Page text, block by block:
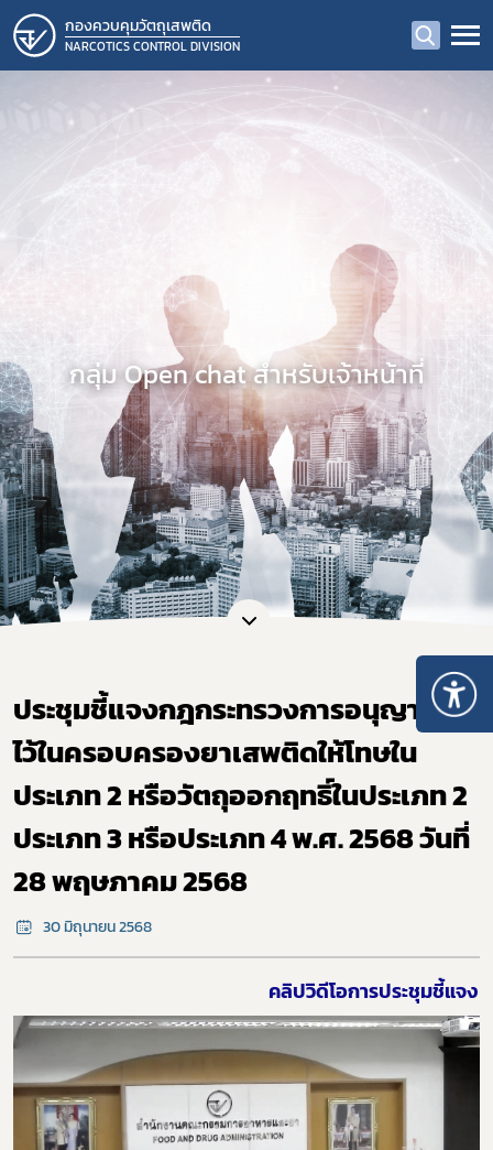
กองควบคุมวัตถุเสพติด
NARCOTICS CONTROL DIVISION
กลุ่ม Open chat สำหรับเจ้าหน้าที่
ประชุมชี้แจงกฎกระทรวงการอนุญาตมี
ไว้ในครอบครองยาเสพติดให้โทษใน
ประเภท 2 หรือวัตถุออกฤทธิ์ในประเภท 2
ประเภท 3 หรือประเภท 4 พ.ศ. 2568 วันที่
28 พฤษภาคม 2568
30 มิถุนายน 2568
คลิปวิดีโอการประชุมชี้แจง
Subscribe